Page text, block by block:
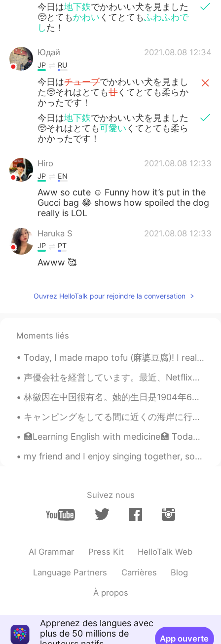
今日は地下鉄でかわいい犬を見ました
🥺とてもかわい くてとてもふわふわで
した！
Юдай 2021.08.08 12:34
JP RU
今日はチューブでかわいい犬を見まし
た🥺それはとても甘くてとても柔らか
かったです！
今日は地下鉄でかわいい犬を見ました
🥺それはとても可愛い くてとても柔ら
かかったです！
Hiro 2021.08.08 12:33
JP EN
Aww so cute ☺️ Funny how it’s put in the
Gucci bag 😂 shows how spoiled the dog
really is LOL
Haruka S 2021.08.08 12:33
JP PT
Awww 🥰
JP EN
Ouvrez HelloTalk pour rejoindre la conversation
Moments liés
Today, I made mapo tofu (麻婆豆腐)! I really like spicy sichuan food, but it is somewhat rare in the ...
声優会社を経営しています。最近、Netflixと取引しました。これで念願の チャリティーが始められます。しかし、国は非協力的です。チャリティー を始めるのは難しく、弁護士さえ私と話したがらないで...
林徽因在中国很有名。她的生日是1904年6月10日。 因为16岁的时候，她和她的爸爸去英国旅游，在那里她喜欢上了英国的建筑，所以1924年她去了美国的大学学习建筑。 林微因的丈夫是中国很有名...
キャンピングをしてる間に近くの海岸に行って遊んだ While camping we went to the nearby seashore to have some fun 息子は従姉妹達と一...
🏥Learning English with medicine🏥 Today’s topic: Dementia vs Alzheimer’s 🧠 The instructions are...
my friend and I enjoy singing together, so we sang Water Fountain by Alec Benjamin and recorded i...
Suivez nous
AI Grammar Press Kit HelloTalk Web
Language Partners Carrières Blog
À propos
Apprenez des langues avec
plus de 50 millions de
App ouverte